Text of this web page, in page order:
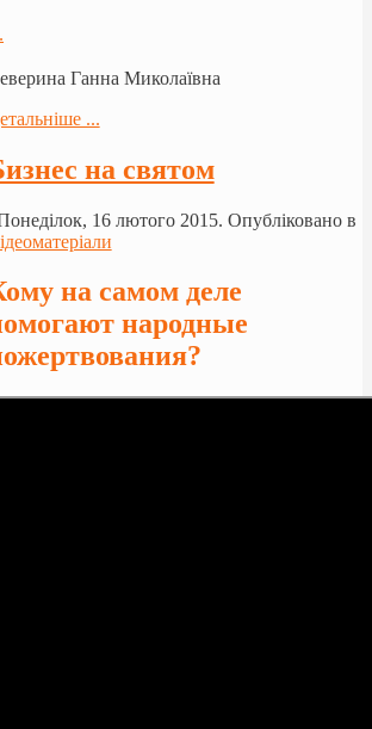
Ганна Миколаївна
...
на святом
16 лютого 2015. Опубліковано в
на самом деле
народные